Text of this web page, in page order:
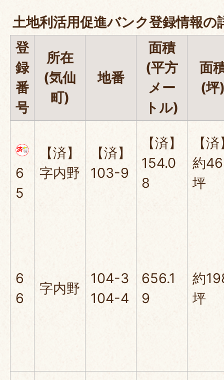
土地利活用促進バンク登録情報の
登
録
番
号
所在
(気仙
町)
地番
面積
(平方
メー
トル)
面
(坪
6
5
【済】
字内野
【済】
103-9
【済】
154.0
8
【
約46
坪
6
6
字内野
104-3
104-4
656.1
9
約
坪